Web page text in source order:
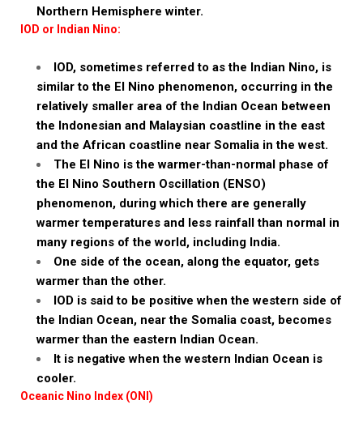
Northern Hemisphere winter.
IOD or Indian Nino:
IOD, sometimes referred to as the Indian Nino, is
similar to the El Nino phenomenon, occurring in the
relatively smaller area of the Indian Ocean between
the Indonesian and Malaysian coastline in the east
and the African coastline near Somalia in the west.
The El Nino is the warmer-than-normal phase of
the El Nino Southern Oscillation (ENSO)
phenomenon, during which there are generally
warmer temperatures and less rainfall than normal in
many regions of the world, including India.
One side of the ocean, along the equator, gets
warmer than the other.
IOD is said to be positive when the western side of
the Indian Ocean, near the Somalia coast, becomes
warmer than the eastern Indian Ocean.
It is negative when the western Indian Ocean is
cooler.
Oceanic Nino Index (ONI)